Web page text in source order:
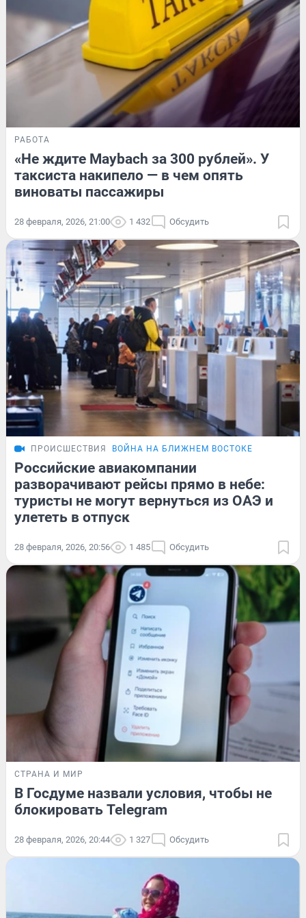
РАБОТА
«Не ждите Maybach за 300 рублей». У
таксиста накипело — в чем опять
виноваты пассажиры
28 февраля, 2026, 21:00 1 432 Обсудить
ПРОИСШЕСТВИЯ ВОЙНА НА БЛИЖНЕМ ВОСТОКЕ
Российские авиакомпании
разворачивают рейсы прямо в небе:
туристы не могут вернуться из ОАЭ и
улететь в отпуск
28 февраля, 2026, 20:56 1 485 Обсудить
СТРАНА И МИР
В Госдуме назвали условия, чтобы не
блокировать Telegram
28 февраля, 2026, 20:44 1 327 Обсудить